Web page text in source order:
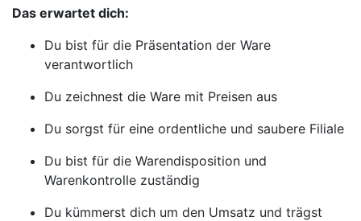
Das erwartet dich:
Du bist für die Präsentation der Ware
verantwortlich
Du zeichnest die Ware mit Preisen aus
Du sorgst für eine ordentliche und saubere Filiale
Du bist für die Warendisposition und
Warenkontrolle zuständig
Du kümmerst dich um den Umsatz und trägst